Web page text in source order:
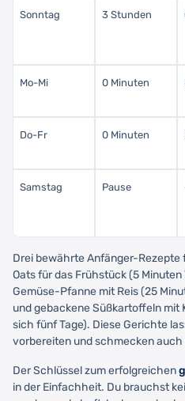
Sonntag 3 Stunden
Mo-Mi 0 Minuten
Do-Fr 0 Minuten
Samstag Pause
Drei bewährte Anfänger-Rezepte
Oats für das Frühstück (5
Gemüse-Pfanne mit Reis (25
und gebackene Süßkartoffeln mit
sich fünf Tage). Diese Gerichte
vorbereiten und schmecken
Der Schlüssel zum erfolgreichen
in der Einfachheit. Du brauchst